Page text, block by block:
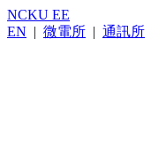
NCKU EE
EN | 微電所 | 通訊所